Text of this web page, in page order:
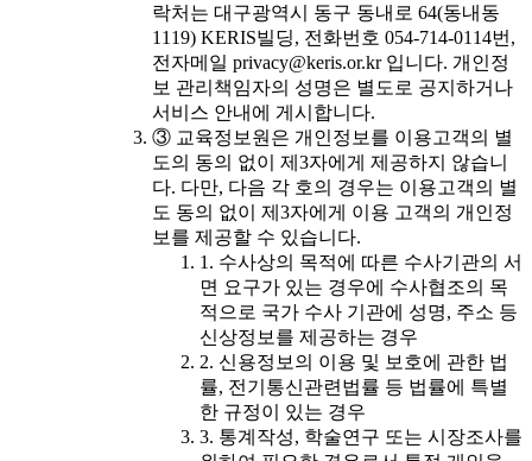
락처는 대구광역시 동구 동내로 64(동내동
1119) KERIS빌딩, 전화번호 054-714-0114번,
전자메일 privacy@keris.or.kr 입니다. 개인정
보 관리책임자의 성명은 별도로 공지하거나
서비스 안내에 게시합니다.
③ 교육정보원은 개인정보를 이용고객의 별
도의 동의 없이 제3자에게 제공하지 않습니
다. 다만, 다음 각 호의 경우는 이용고객의 별
도 동의 없이 제3자에게 이용 고객의 개인정
보를 제공할 수 있습니다.
1. 수사상의 목적에 따른 수사기관의 서
면 요구가 있는 경우에 수사협조의 목
적으로 국가 수사 기관에 성명, 주소 등
신상정보를 제공하는 경우
2. 신용정보의 이용 및 보호에 관한 법
률, 전기통신관련법률 등 법률에 특별
한 규정이 있는 경우
3. 통계작성, 학술연구 또는 시장조사를